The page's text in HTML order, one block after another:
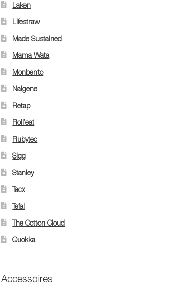
Laken
Lifestraw
Made Sustained
Mama Wata
Monbento
Nalgene
Retap
Roll’eat
Rubytec
Sigg
Stanley
Tacx
Tefal
The Cotton Cloud
Quokka
Accessoires